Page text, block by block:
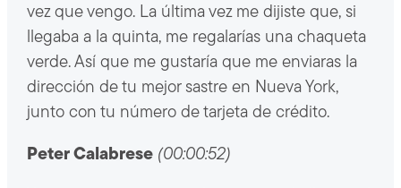
vez que vengo. La última vez me dijiste que, si
llegaba a la quinta, me regalarías una chaqueta
verde. Así que me gustaría que me enviaras la
dirección de tu mejor sastre en Nueva York,
junto con tu número de tarjeta de crédito.
Peter Calabrese (00:00:52)